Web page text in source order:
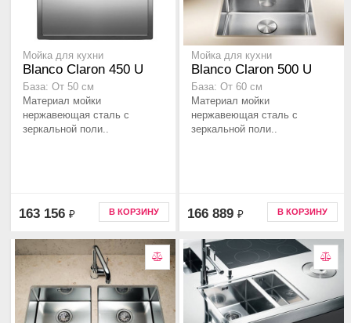
Мойка для кухни
Blanco Claron 450 U
База: От 50 см
Материал мойки
нержавеющая сталь с
зеркальной поли..
163 156 ₽ В КОРЗИНУ
Мойка для кухни
Blanco Claron 500 U
База: От 60 см
Материал мойки
нержавеющая сталь с
зеркальной поли..
166 889 ₽ В КОРЗИНУ